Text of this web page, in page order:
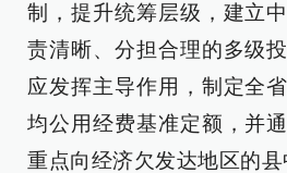
制，提升统筹层级，建立
责清晰、分担合理的多级
应发挥主导作用，制定全
均公用经费基准定额，并
重点向经济欠发达地区的